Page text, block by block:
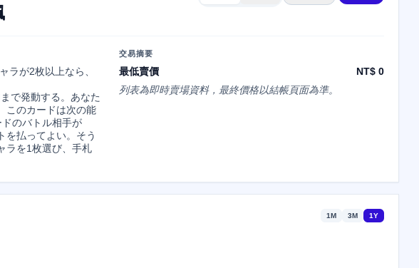
ラが2枚以上なら、
で発動する。あなた
このカードは次の能
のバトル相手が
を払ってよい。そう
ラを1枚選び、手札
交易摘要
最低賣價
NT$ 0
列表為即時賣場資料，最終價格以結帳頁面為準。
1M 3M 1Y